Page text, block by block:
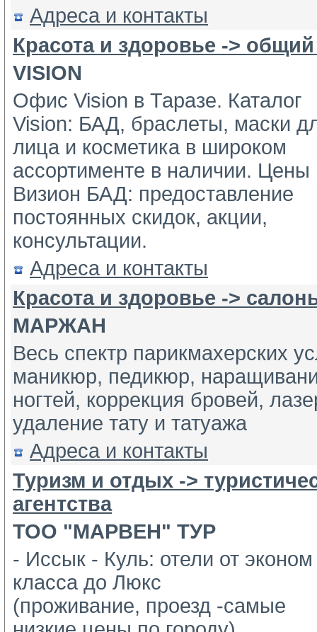
Адреса и контакты
Красота и здоровье ->
VISION
Офис Vision в Таразе. Каталог
Vision: БАД, браслеты, маски
лица и косметика в широком
ассортименте в наличии. Цены
Визион БАД: предоставление
постоянных скидок, акции,
консультации.
Адреса и контакты
Красота и здоровье ->
МАРЖАН
Весь спектр парикмахерских
маникюр, педикюр,
ногтей, коррекция бровей,
удаление тату и татуажа
Адреса и контакты
Туризм и отдых ->
агентства
ТОО "МАРВЕН" ТУР
- Иссык - Куль: отели от эконом
класса до Люкс
(проживание, проезд -самые